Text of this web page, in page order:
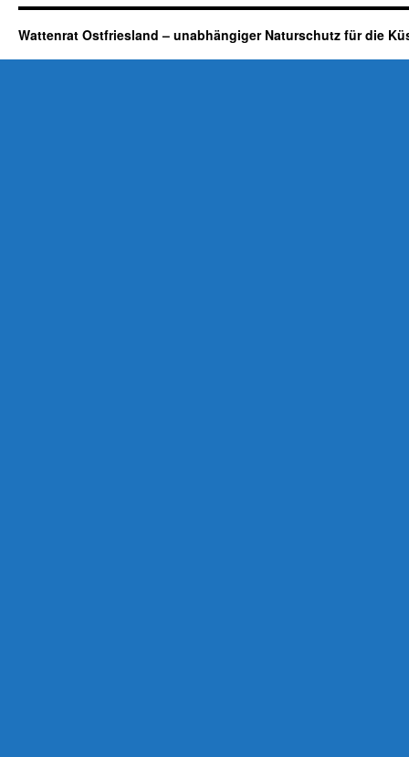
Wattenrat Ostfriesland – unabhängiger Naturschutz für die